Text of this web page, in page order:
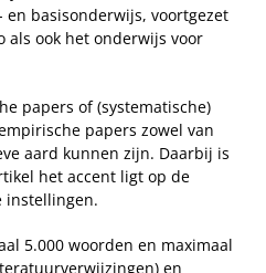
en basisonderwijs, voortgezet
als ook het onderwijs voor
papers of (systematische)
papers zowel van
aard kunnen zijn. Daarbij is
het accent ligt op de
instellingen.
5.000 woorden en maximaal
en